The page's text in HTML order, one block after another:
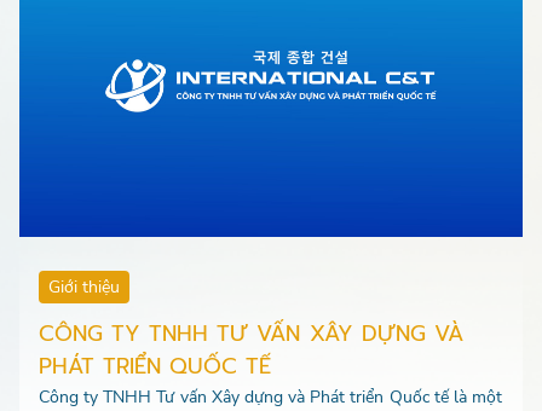
Giới thiệu
CÔNG TY TNHH TƯ VẤN XÂY DỰNG VÀ
PHÁT TRIỂN QUỐC TẾ
Công ty TNHH Tư vấn Xây dựng và Phát triển Quốc tế là một